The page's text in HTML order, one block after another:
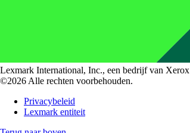
Lexmark International, Inc., een bedrijf van Xerox
©2026 Alle rechten voorbehouden.
Privacybeleid
Lexmark entiteit